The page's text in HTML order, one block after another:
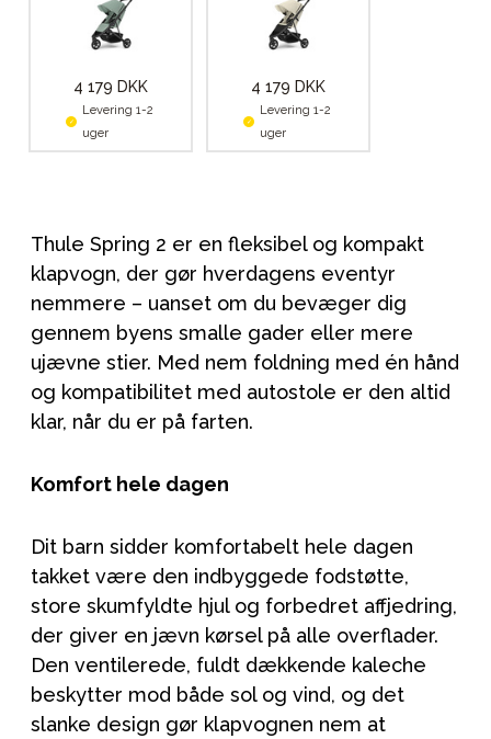
4 179 DKK
Levering 1-2
uger
4 179 DKK
Levering 1-2
uger
Thule Spring 2 er en fleksibel og kompakt
klapvogn, der gør hverdagens eventyr
nemmere – uanset om du bevæger dig
gennem byens smalle gader eller mere
ujævne stier. Med nem foldning med én hånd
og kompatibilitet med autostole er den altid
klar, når du er på farten.
Komfort hele dagen
Dit barn sidder komfortabelt hele dagen
takket være den indbyggede fodstøtte,
store skumfyldte hjul og forbedret affjedring,
der giver en jævn kørsel på alle overflader.
Den ventilerede, fuldt dækkende kaleche
beskytter mod både sol og vind, og det
slanke design gør klapvognen nem at